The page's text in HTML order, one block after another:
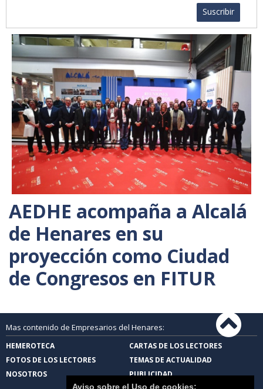
Suscribir
AEDHE acompaña a Alcalá
de Henares en su
proyección como Ciudad
de Congresos en FITUR
Mas contenido de Empresarios del Henares:
HEMEROTECA
CARTAS DE LOS LECTORES
FOTOS DE LOS LECTORES
TEMAS DE ACTUALIDAD
NOSOTROS
PUBLICIDAD
Aviso sobre el Uso de cookies: